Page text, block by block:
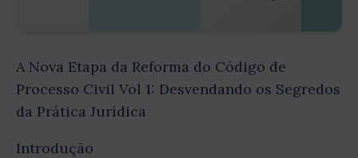
A Nova Etapa da Reforma do Código de
Processo Civil Vol 1: Desvendando os Segredos
da Prática Jurídica
Introdução